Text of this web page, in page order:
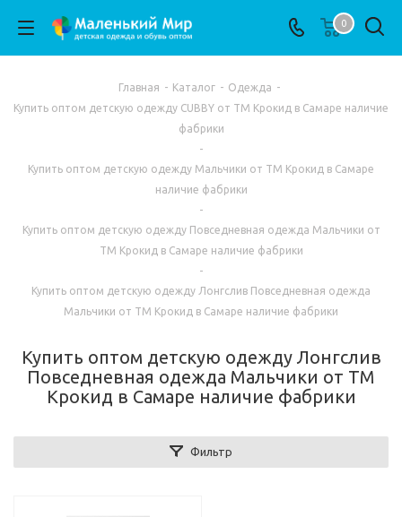
0
Главная - Каталог - Одежда -
Купить оптом детскую одежду CUBBY от ТМ Крокид в Самаре наличие
фабрики
-
Купить оптом детскую одежду Мальчики от ТМ Крокид в Самаре
наличие фабрики
-
Купить оптом детскую одежду Повседневная одежда Мальчики от
ТМ Крокид в Самаре наличие фабрики
-
Купить оптом детскую одежду Лонгслив Повседневная одежда
Мальчики от ТМ Крокид в Самаре наличие фабрики
Купить оптом детскую одежду Лонгслив
Повседневная одежда Мальчики от ТМ
Крокид в Самаре наличие фабрики
Фильтр